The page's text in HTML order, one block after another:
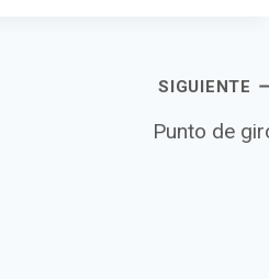
SIGUIENTE
Punto de